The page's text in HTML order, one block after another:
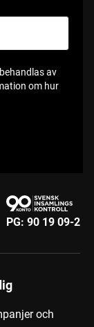
av
om hur
PG: 90 19 09-2
och